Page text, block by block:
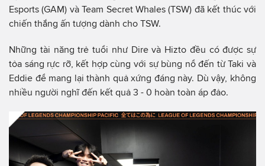
Esports (GAM) và Team Secret Whales (TSW) đã kết thúc với
chiến thắng ấn tượng dành cho TSW.
Những tài năng trẻ tuổi như Dire và Hizto đều có được sự
tỏa sáng rực rỡ, kết hợp cùng với sự bùng nổ đến từ Taki và
Eddie để mang lại thành quả xứng đáng này. Dù vậy, không
nhiều người nghĩ đến kết quả 3 - 0 hoàn toàn áp đảo.